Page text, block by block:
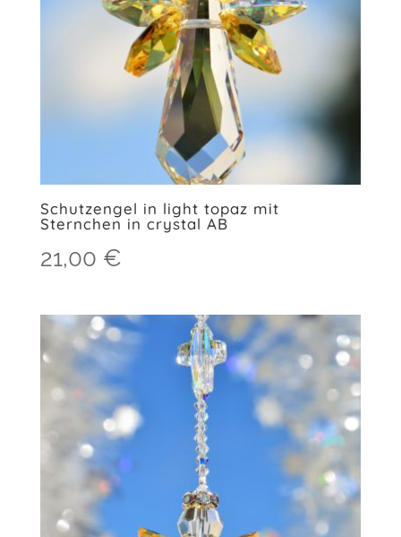
Schutzengel in light topaz mit
Sternchen in crystal AB
21,00 €